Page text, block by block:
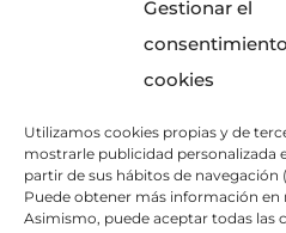
Gestionar el
cookies
Utilizamos cookies propias y de
mostrarle publicidad personalizada
partir de sus hábitos de navegación
Puede obtener más información en
Asimismo, puede aceptar todas las
He leído y acepto la